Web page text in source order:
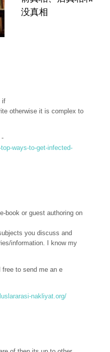
没真相
if
otherwise it is complex to
-
ways-to-get-infected-
book or guest authoring on
you discuss and
information. I know my
free to send me an e
nakliyat.org/